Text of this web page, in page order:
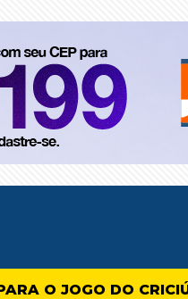
O JOGO DO